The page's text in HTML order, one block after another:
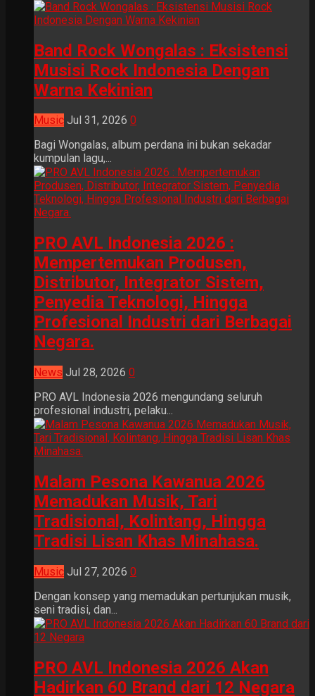
Band Rock Wongalas : Eksistensi
Musisi Rock Indonesia Dengan
Warna Kekinian
Music Jul 31, 2026 0
Bagi Wongalas, album perdana ini bukan sekadar
kumpulan lagu,...
PRO AVL Indonesia 2026 :
Mempertemukan Produsen,
Distributor, Integrator Sistem,
Penyedia Teknologi, Hingga
Profesional Industri dari Berbagai
Negara.
News Jul 28, 2026 0
PRO AVL Indonesia 2026 mengundang seluruh
profesional industri, pelaku...
Malam Pesona Kawanua 2026
Memadukan Musik, Tari
Tradisional, Kolintang, Hingga
Tradisi Lisan Khas Minahasa.
Music Jul 27, 2026 0
Dengan konsep yang memadukan pertunjukan musik,
seni tradisi, dan...
PRO AVL Indonesia 2026 Akan
Hadirkan 60 Brand dari 12 Negara